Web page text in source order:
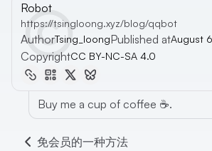
Robot
https://tsingloong.xyz/blog/qqbot
AuthorTsing_loongPublished atAugust
CopyrightCC BY-NC-SA 4.0
Buy me a cup of coffee ☕.
免会员的一种方法